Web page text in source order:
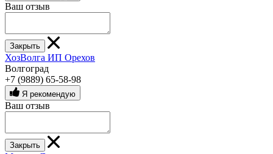
Ваш отзыв
Закрыть
ХозВолга ИП Орехов
Волгоград
+7 (9889) 65-58-98
Я рекомендую
Ваш отзыв
Закрыть